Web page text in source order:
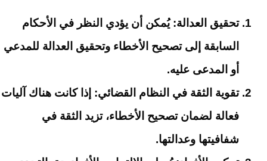
تحقيق العدالة: يُمكن أن يؤدي النظر في الأحكام
السابقة إلى تصحيح الأخطاء وتحقيق العدالة للمدعي
أو المدعى عليه.
تقوية الثقة في النظام القضائي: إذا كانت هناك آليات
فعالة لضمان تصحيح الأخطاء، تزيد الثقة في
شفافيتها وعدالتها.